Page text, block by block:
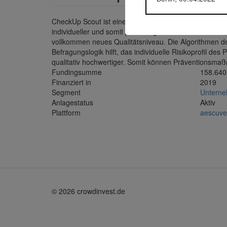
CheckUp Scout ist eine wissenschaftlich fundierte
individueller und somit präziser gestaltet. Er hilft
vollkommen neues Qualitätsniveau. Die Algorithmen
Befragungslogik hilft, das individuelle Risikoprofil
qualitativ hochwertiger. Somit können
Fundingsumme
Finanziert in
2019
Segment
Anlagestatus
Aktiv
Plattform
© 2026 crowdinvest.de